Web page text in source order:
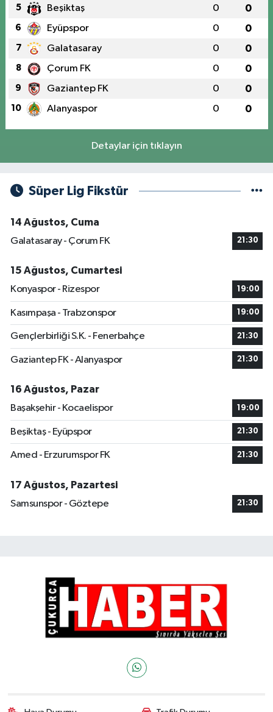
5 Beşiktaş 0 0
6 Eyüpspor 0 0
7 Galatasaray 0 0
8 Çorum FK 0 0
9 Gaziantep FK 0 0
10 Alanyaspor 0 0
Detaylar için tıklayın
Süper Lig Fikstür
14 Ağustos, Cuma
Galatasaray - Çorum FK
21:30
15 Ağustos, Cumartesi
Konyaspor - Rizespor
19:00
Kasımpaşa - Trabzonspor 19:00
Gençlerbirliği S.K. - Fenerbahçe 21:30
Gaziantep FK - Alanyaspor 21:30
16 Ağustos, Pazar
Başakşehir - Kocaelispor
19:00
Beşiktaş - Eyüpspor 21:30
Amed - Erzurumspor FK 21:30
17 Ağustos, Pazartesi
Samsunspor - Göztepe
21:30